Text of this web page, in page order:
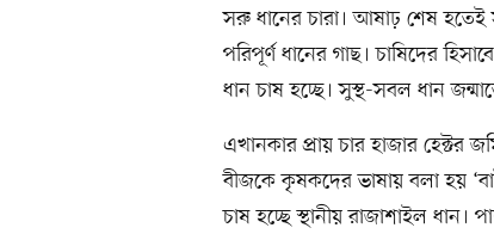
সরু ধানের চারা। আষাঢ় শেষ
পরিপূর্ণ ধানের গাছ। চাষিদের
ধান চাষ হচ্ছে। সুস্থ-সবল ধান
এখানকার প্রায় চার হাজার হেক্টর
বীজকে কৃষকদের ভাষায় বলা হয়
চাষ হচ্ছে স্থানীয় রাজাশাইল ধান।